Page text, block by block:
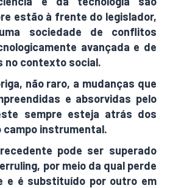
estão à frente do legislador,
sociedade de conflitos
avançada e de
no contexto social.
não raro, a mudanças que
e absorvidas pelo
sempre esteja atrás dos
campo instrumental.
pode ser superado
por meio da qual perde
e é substituído por outro em